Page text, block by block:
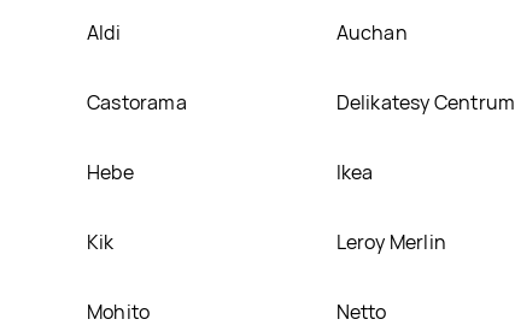
Aldi Auchan
Castorama Delikatesy Centrum
Hebe Ikea
Kik Leroy Merlin
Mohito Netto